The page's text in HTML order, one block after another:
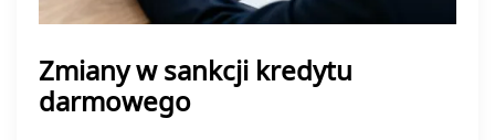
Zmiany w sankcji kredytu
darmowego